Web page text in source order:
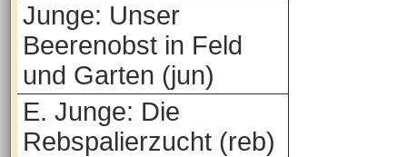
Junge: Unser
Beerenobst in Feld
und Garten (jun)
E. Junge: Die
Rebspalierzucht (reb)